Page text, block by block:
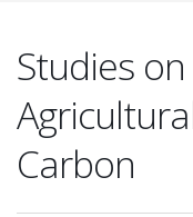
Studies
Carbon